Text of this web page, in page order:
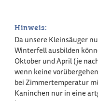
Hinweis:
Da unsere Kleinsäuger
Winterfell ausbilden
Oktober und April (je
wenn keine
bei Zimmertemperatur
Kaninchen nur in eine